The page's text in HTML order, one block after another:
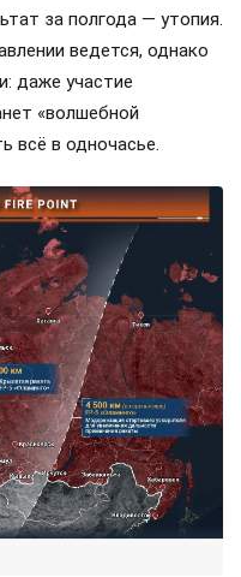
за полгода — утопия.
ведется, однако
даже участие
«волшебной
всё в одночасье.